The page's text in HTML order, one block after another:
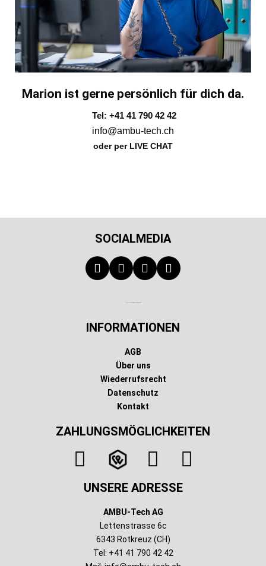
Marion ist gerne persönlich für dich da.
Tel: +41 41 790 42 42
info@ambu-tech.ch
oder per LIVE CHAT
SOCIALMEDIA
INFORMATIONEN
AGB
Über uns
Wiederrufsrecht
Datenschutz
Kontakt
ZAHLUNGSMÖGLICHKEITEN
UNSERE ADRESSE
AMBU-Tech AG
Lettenstrasse 6c
6343 Rotkreuz (CH)
Tel: +41 41 790 42 42